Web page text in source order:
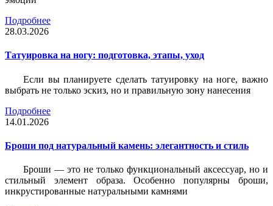
Подробнее
28.03.2026
Татуировка на ногу: подготовка, этапы, уход
Если вы планируете сделать татуировку на ноге, важно
выбрать не только эскиз, но и правильную зону нанесения
Подробнее
14.01.2026
Броши под натуральный камень: элегантность и стиль
Броши — это не только функциональный аксессуар, но и
стильный элемент образа. Особенно популярны броши,
инкрустированные натуральными камнями